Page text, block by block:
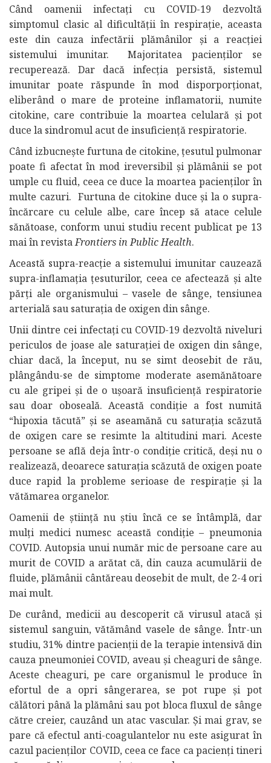
Când oamenii infectați cu COVID-19 dezvoltă
simptomul clasic al dificultății în respirație, aceasta
este din cauza infectării plămânilor și a reacției
sistemului imunitar. Majoritatea pacienților se
recuperează. Dar dacă infecția persistă, sistemul
imunitar poate răspunde în mod disporporționat,
eliberând o mare de proteine inflamatorii, numite
citokine, care contribuie la moartea celulară și pot
duce la sindromul acut de insuficiență respiratorie.
Când izbucnește furtuna de citokine, țesutul pulmonar
poate fi afectat în mod ireversibil și plămânii se pot
umple cu fluid, ceea ce duce la moartea pacienților în
multe cazuri. Furtuna de citokine duce și la o supra-
încărcare cu celule albe, care încep să atace celule
sănătoase, conform unui studiu recent publicat pe 13
mai în revistaFrontiers in Public Health.
Această supra-reacție a sistemului imunitar cauzează
supra-inflamația țesuturilor, ceea ce afectează și alte
părți ale organismului – vasele de sânge, tensiunea
arterială sau saturația de oxigen din sânge.
Unii dintre cei infectați cu COVID-19 dezvoltă niveluri
periculos de joase ale saturației de oxigen din sânge,
chiar dacă, la început, nu se simt deosebit de rău,
plângându-se de simptome moderate asemănătoare
cu ale gripei și de o ușoară insuficiență respiratorie
sau doar oboseală. Această condiție a fost numită
“hipoxia tăcută” și se aseamănă cu saturația scăzută
de oxigen care se resimte la altitudini mari. Aceste
persoane se află deja într-o condiție critică, deși nu o
realizează, deoarece saturația scăzută de oxigen poate
duce rapid la probleme serioase de respirație și la
vătămarea organelor.
Oamenii de știință nu știu încă ce se întâmplă, dar
mulți medici numesc această condiție – pneumonia
COVID. Autopsia unui număr mic de persoane care au
murit de COVID a arătat că, din cauza acumulării de
fluide, plămânii cântăreau deosebit de mult, de 2-4 ori
mai mult.
De curând, medicii au descoperit că virusul atacă și
sistemul sanguin, vătămând vasele de sânge. Într-un
studiu, 31% dintre pacienții de la terapie intensivă din
cauza pneumoniei COVID, aveau și cheaguri de sânge.
Aceste cheaguri, pe care organismul le produce în
efortul de a opri sângerarea, se pot rupe și pot
călători până la plămâni sau pot bloca fluxul de sânge
către creier, cauzând un atac vascular. Și mai grav, se
pare că efectul anti-coagulantelor nu este asigurat în
cazul pacienților COVID, ceea ce face ca pacienți tineri